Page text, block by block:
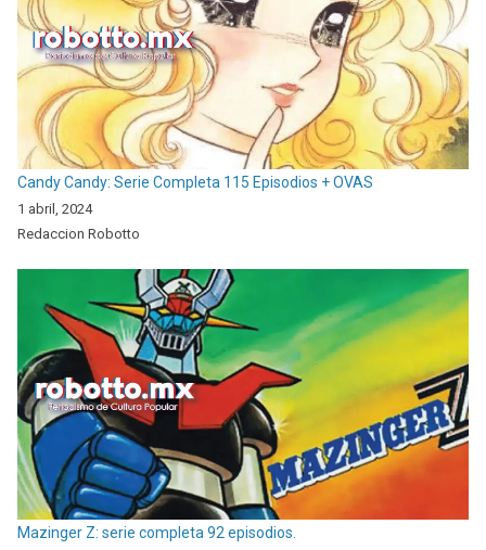
Candy Candy: Serie Completa 115 Episodios + OVAS
1 abril, 2024
Redaccion Robotto
Mazinger Z: serie completa 92 episodios.